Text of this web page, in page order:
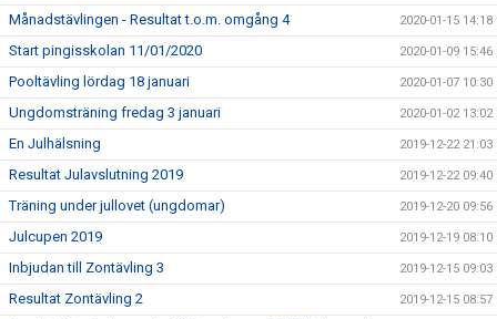
Månadstävlingen - Resultat t.o.m. omgång 4 2020-01-15 14:18
Start pingisskolan 11/01/2020 2020-01-09 15:46
Pooltävling lördag 18 januari 2020-01-07 10:30
Ungdomsträning fredag 3 januari 2020-01-02 13:02
En Julhälsning 2019-12-22 21:03
Resultat Julavslutning 2019 2019-12-22 09:40
Träning under jullovet (ungdomar) 2019-12-20 09:56
Julcupen 2019 2019-12-19 08:10
Inbjudan till Zontävling 3 2019-12-15 09:03
Resultat Zontävling 2 2019-12-15 08:57